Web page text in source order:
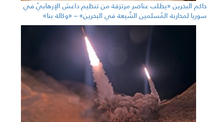
حاكم البحرين «يطلب عناصر مرتزقة من تنظيم داعش الإرهابيّ في
سوريا لمحاربة المُسلمين الشّيعة في البحرين» – «وكالة بنا»